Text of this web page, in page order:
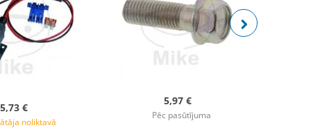
€
noliktavā
5,97 €
Pēc pasūtījuma